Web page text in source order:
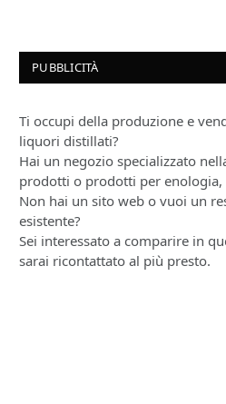
PUBBLICITÀ
Ti occupi della produzione e
liquori distillati?
Hai un negozio specializzato
prodotti o prodotti per enologia,
Non hai un sito web o vuoi un
esistente?
Sei interessato a comparire in
sarai ricontattato al più presto.